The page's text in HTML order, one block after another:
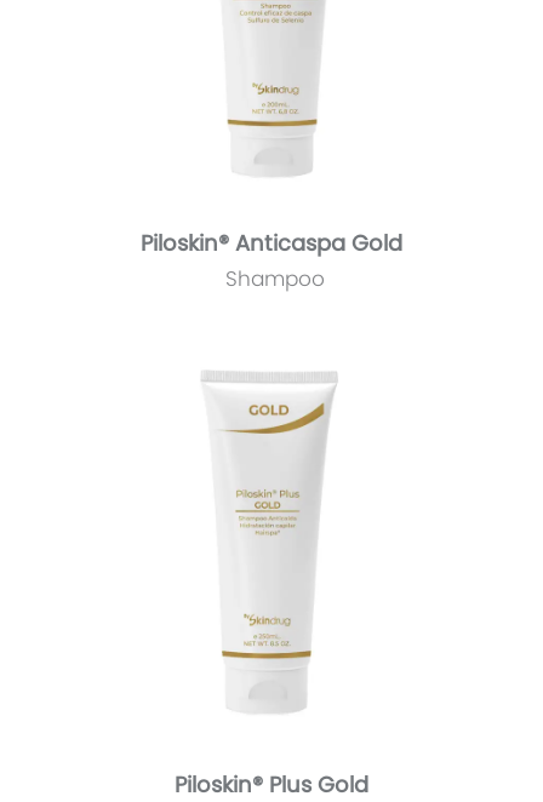
Piloskin® Anticaspa Gold
Shampoo
Piloskin® Plus Gold